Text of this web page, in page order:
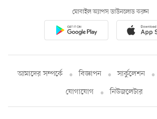
মোবাইল অ্যাপস ডাউনলোড করুন
আমাদের সম্পর্কে বিজ্ঞাপন সার্কুলেশন
যোগাযোগ
নিউজলেটার